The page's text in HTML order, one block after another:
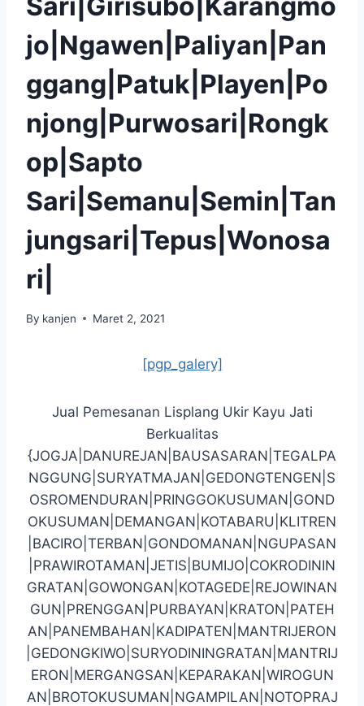
jo|Ngawen|Paliyan|Pan
ggang|Patuk|Playen|Po
njong|Purwosari|Rongk
op|Sapto
Sari|Semanu|Semin|Tan
jungsari|Tepus|Wonosa
ri|
By kanjen Maret 2, 2021
[pgp_galery]
Jual Pemesanan Lisplang Ukir Kayu Jati
Berkualitas
{JOGJA|DANUREJAN|BAUSASARAN|TEGALPA
NGGUNG|SURYATMAJAN|GEDONGTENGEN|S
OSROMENDURAN|PRINGGOKUSUMAN|GOND
OKUSUMAN|DEMANGAN|KOTABARU|KLITREN
|BACIRO|TERBAN|GONDOMANAN|NGUPASAN
|PRAWIROTAMAN|JETIS|BUMIJO|COKRODININ
GRATAN|GOWONGAN|KOTAGEDE|REJOWINAN
GUN|PRENGGAN|PURBAYAN|KRATON|PATEH
AN|PANEMBAHAN|KADIPATEN|MANTRIJERON
|GEDONGKIWO|SURYODININGRATAN|MANTRIJ
ERON|MERGANGSAN|KEPARAKAN|WIROGUN
AN|BROTOKUSUMAN|NGAMPILAN|NOTOPRAJ